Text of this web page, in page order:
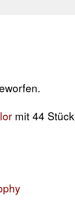
mit 44 Stück